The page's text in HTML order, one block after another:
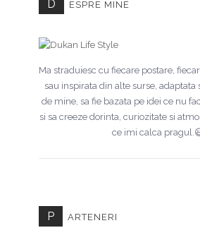
D ESPRE MINE
Ma straduiesc cu fiecare postare,
sau inspirata din alte surse, adaptata
de mine, sa fie bazata pe idei ce nu
si sa creeze dorinta, curiozitate si
ce imi calca
P ARTENERI